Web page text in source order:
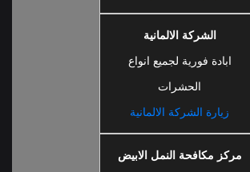
الشركة الالمانية
ابادة فورية لجميع انواع
الحشرات
زيارة الشركة الالمانية
مركز مكافحة النمل الابيض